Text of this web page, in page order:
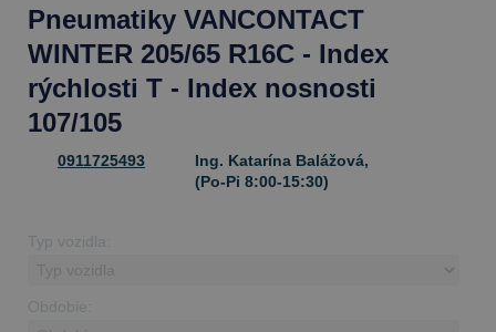
Pneumatiky VANCONTACT
WINTER 205/65 R16C - Index
rýchlosti T - Index nosnosti
107/105
0911725493
Ing. Katarína Balážová,
(Po-Pi 8:00-15:30)
Typ vozidla:
Obdobie: